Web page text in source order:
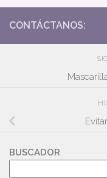
CONTÁCTANOS:
BUSCADOR